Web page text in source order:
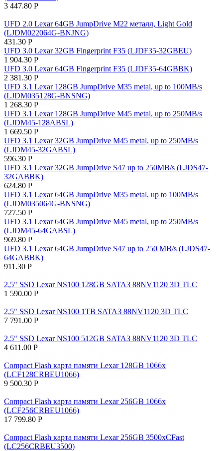
3 447.80 Р
UFD 2.0 Lexar 64GB JumpDrive M22 металл, Light Gold
(LJDM022064G-BNJNG)
431.30 Р
UFD 3.0 Lexar 32GB Fingerprint F35 (LJDF35-32GBEU)
1 904.30 Р
UFD 3.0 Lexar 64GB Fingerprint F35 (LJDF35-64GBBK)
2 381.30 Р
UFD 3.1 Lexar 128GB JumpDrive M35 metal, up to 100MB/s
(LJDM035128G-BNSNG)
1 268.30 Р
UFD 3.1 Lexar 128GB JumpDrive M45 metal, up to 250MB/s
(LJDM45-128ABSL)
1 669.50 Р
UFD 3.1 Lexar 32GB JumpDrive M45 metal, up to 250MB/s
(LJDM45-32GABSL)
596.30 Р
UFD 3.1 Lexar 32GB JumpDrive S47 up to 250MB/s (LJDS47-
32GABBK)
624.80 Р
UFD 3.1 Lexar 64GB JumpDrive M35 metal, up to 100MB/s
(LJDM035064G-BNSNG)
727.50 Р
UFD 3.1 Lexar 64GB JumpDrive M45 metal, up to 250MB/s
(LJDM45-64GABSL)
969.80 Р
UFD 3.1 Lexar 64GB JumpDrive S47 up to 250 MB/s (LJDS47-
64GABBK)
911.30 Р
2,5" SSD Lexar NS100 128GB SATA3 88NV1120 3D TLC
1 590.00 Р
2,5" SSD Lexar NS100 1TB SATA3 88NV1120 3D TLC
7 791.00 Р
2,5" SSD Lexar NS100 512GB SATA3 88NV1120 3D TLC
4 611.00 Р
Compact Flash карта памяти Lexar 128GB 1066x
(LCF128CRBEU1066)
9 500.30 Р
Compact Flash карта памяти Lexar 256GB 1066x
(LCF256CRBEU1066)
17 799.80 Р
Compact Flash карта памяти Lexar 256GB 3500xCFast
(LC256CRBEU3500)